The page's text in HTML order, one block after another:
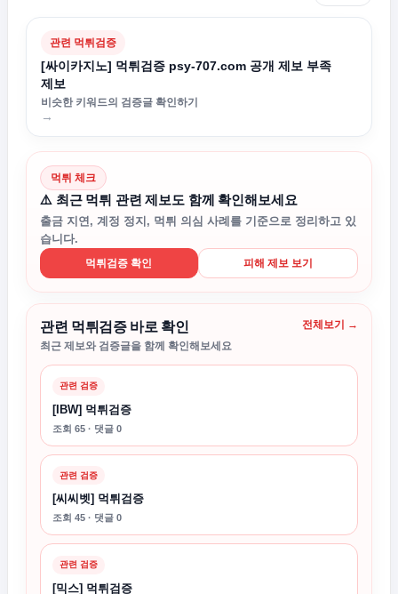
관련 먹튀검증
[싸이카지노] 먹튀검증 psy-707.com 공개 제보 부족
제보
비슷한 키워드의 검증글 확인하기
→
먹튀 체크
⚠️ 최근 먹튀 관련 제보도 함께 확인해보세요
출금 지연, 계정 정지, 먹튀 의심 사례를 기준으로 정리하고 있
습니다.
먹튀검증 확인 피해 제보 보기
관련 먹튀검증 바로 확인
최근 제보와 검증글을 함께 확인해보세요
전체보기 →
관련 검증
[IBW] 먹튀검증
조회 65 · 댓글 0
관련 검증
[씨씨벳] 먹튀검증
조회 45 · 댓글 0
관련 검증
[믹스] 먹튀검증